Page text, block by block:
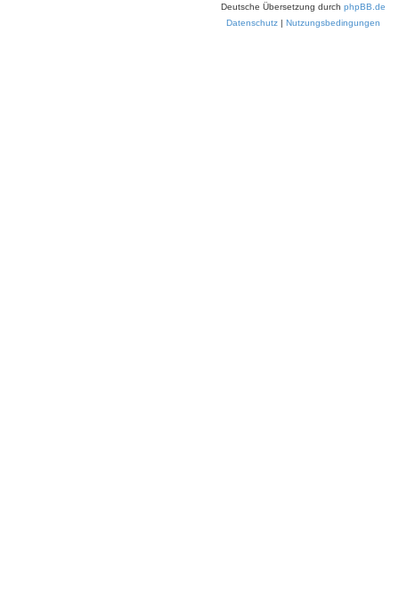
Deutsche Übersetzung durch phpBB.de
Datenschutz | Nutzungsbedingungen